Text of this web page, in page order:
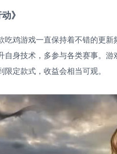
》
吃鸡游戏一直保持着不错的更
自身技术，多参与各类赛事。
定款式，收益会相当可观。